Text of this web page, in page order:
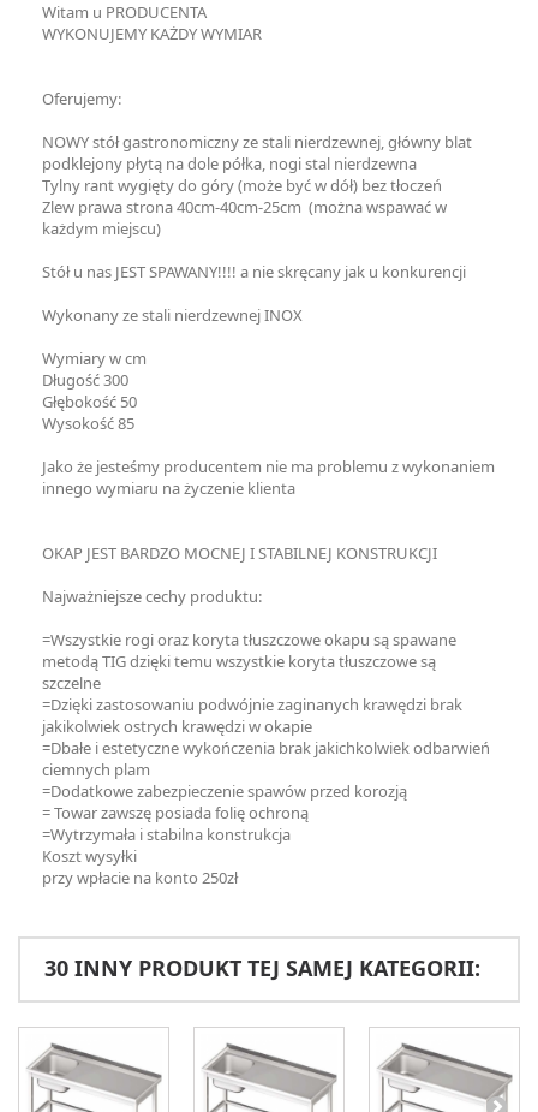
Witam u PRODUCENTA
WYKONUJEMY KAŻDY WYMIAR
Oferujemy:
NOWY stół gastronomiczny ze stali nierdzewnej, główny blat
podklejony płytą na dole półka, nogi stal nierdzewna
Tylny rant wygięty do góry (może być w dół) bez tłoczeń
Zlew prawa strona 40cm-40cm-25cm (można wspawać w
każdym miejscu)
Stół u nas JEST SPAWANY!!!! a nie skręcany jak u konkurencji
Wykonany ze stali nierdzewnej INOX
Wymiary w cm
Długość 300
Głębokość 50
Wysokość 85
Jako że jesteśmy producentem nie ma problemu z wykonaniem
innego wymiaru na życzenie klienta
OKAP JEST BARDZO MOCNEJ I STABILNEJ KONSTRUKCJI
Najważniejsze cechy produktu:
=Wszystkie rogi oraz koryta tłuszczowe okapu są spawane
metodą TIG dzięki temu wszystkie koryta tłuszczowe są
szczelne
=Dzięki zastosowaniu podwójnie zaginanych krawędzi brak
jakikolwiek ostrych krawędzi w okapie
=Dbałe i estetyczne wykończenia brak jakichkolwiek odbarwień
ciemnych plam
=Dodatkowe zabezpieczenie spawów przed korozją
= Towar zawszę posiada folię ochroną
=Wytrzymała i stabilna konstrukcja
Koszt wysyłki
przy wpłacie na konto 250zł
30 INNY PRODUKT TEJ SAMEJ KATEGORII: